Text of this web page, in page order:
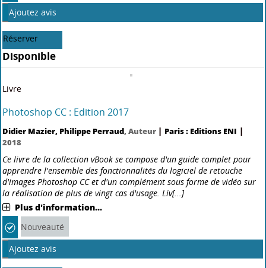
Réserver
Disponible
Livre
Parler et faire une présentation en public en toute